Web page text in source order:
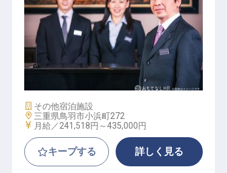
ゲストリレーションマネージャー候
補
施設業態
その他宿泊施設
勤務地
三重県鳥羽市小浜町272
給与
月給／241,518円～435,000円
キープする 詳しく見る